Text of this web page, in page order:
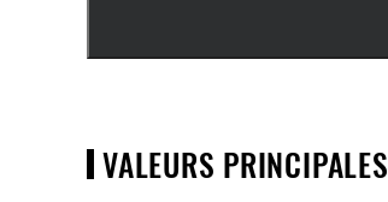
VALEURS